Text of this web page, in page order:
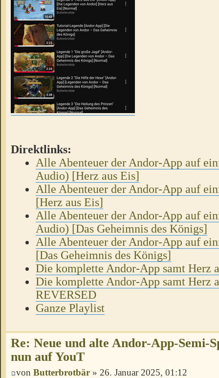
Direktlinks:
Alle Abenteuer der Andor-App auf
Audio) [Herz aus Eis]
Alle Abenteuer der Andor-App auf
[Herz aus Eis]
Alle Abenteuer der Andor-App auf
Audio) [Das Geheimnis des Königs]
Alle Abenteuer der Andor-App auf
[Das Geheimnis des Königs]
Die komplette Andor-App samt Herz
Die komplette Andor-App samt Herz
REVERSED
Ganze Playlist
Re: Neue und alte Andor-App-Semi-
nun auf YouT
von Butterbrotbär » 26. Januar 2025, 01:12